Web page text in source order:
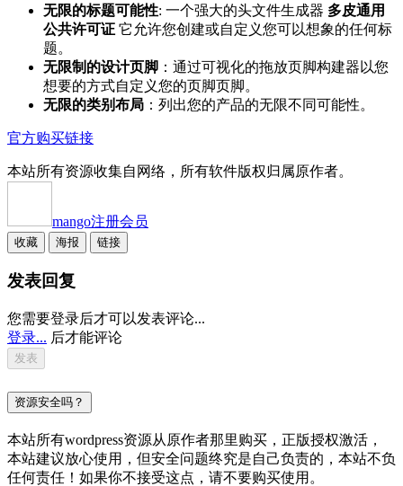
无限的标题可能性: 一个强大的头文件生成器 多皮通用
公共许可证 它允许您创建或自定义您可以想象的任何标
题。
无限制的设计页脚 ：通过可视化的拖放页脚构建器以您
想要的方式自定义您的页脚页脚。
无限的类别布局 ：列出您的产品的无限不同可能性。
官方购买链接
本站所有资源收集自网络，所有软件版权归属原作者。
mango注册会员
收藏 海报 链接
发表回复
您需要登录后才可以发表评论...
登录... 后才能评论
资源安全吗？
本站所有wordpress资源从原作者那里购买，正版授权激活，
本站建议放心使用，但安全问题终究是自己负责的，本站不负
任何责任！如果你不接受这点，请不要购买使用。